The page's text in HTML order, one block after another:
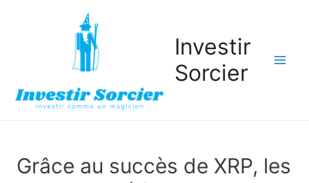
Investir
Sorcier
Grâce au succès de XRP, les